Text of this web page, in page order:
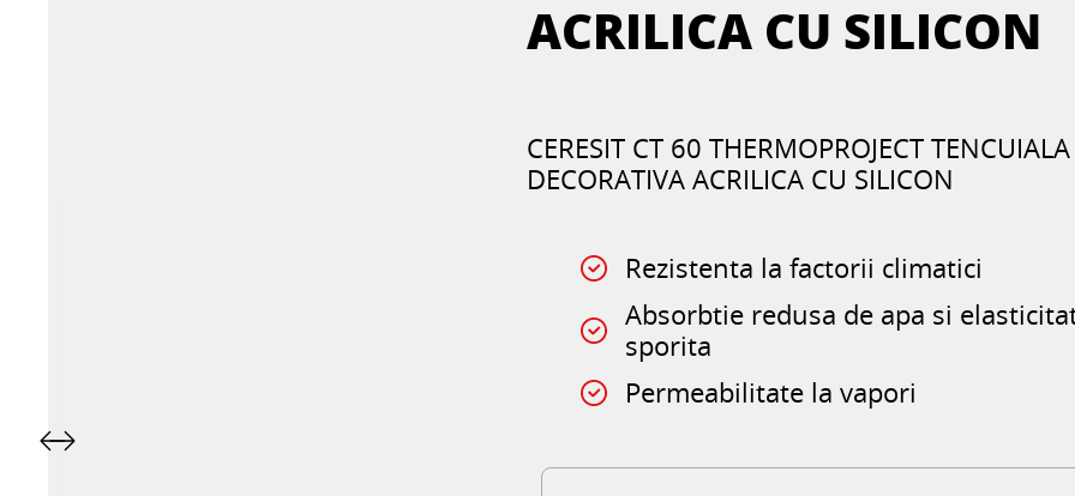
ACRILICA CU SILICON
CERESIT CT 60 THERMOPROJECT TENCUIALA
DECORATIVA ACRILICA CU SILICON
Rezistenta la factorii climatici
Absorbtie redusa de apa si
sporita
Permeabilitate la vapori